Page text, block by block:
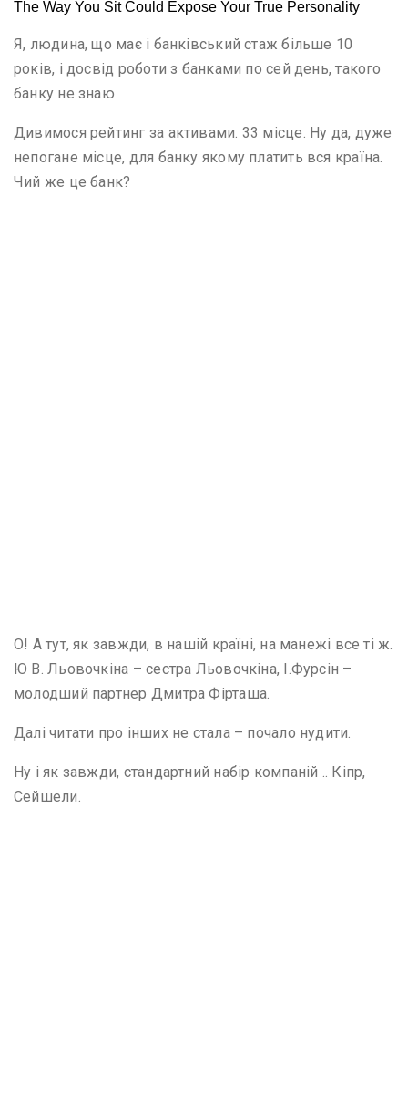
Я, людина, що має і банківський стаж більше 10
років, і досвід роботи з банками по сей день, такого
банку не знаю
Дивимося рейтинг за активами. 33 місце. Ну да, дуже
непогане місце, для банку якому платить вся країна.
Чий же це банк?
О! А тут, як завжди, в нашій країні, на манежі все ті ж.
Ю В. Льовочкіна – сестра Льовочкіна, І.Фурсін –
молодший партнер Дмитра Фірташа.
Далі читати про інших не стала – почало нудити.
Ну і як завжди, стандартний набір компаній .. Кіпр,
Сейшели.